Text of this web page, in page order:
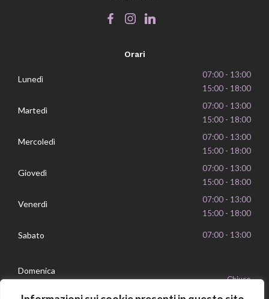
Orari
Lunedì
07:00 - 13:00
15:00 - 18:00
Martedì
07:00 - 13:00
15:00 - 18:00
Mercoledì
07:00 - 13:00
15:00 - 18:00
Giovedì
07:00 - 13:00
15:00 - 18:00
Venerdì
07:00 - 13:00
15:00 - 18:00
Sabato 07:00 - 13:00
Domenica
Chiuso